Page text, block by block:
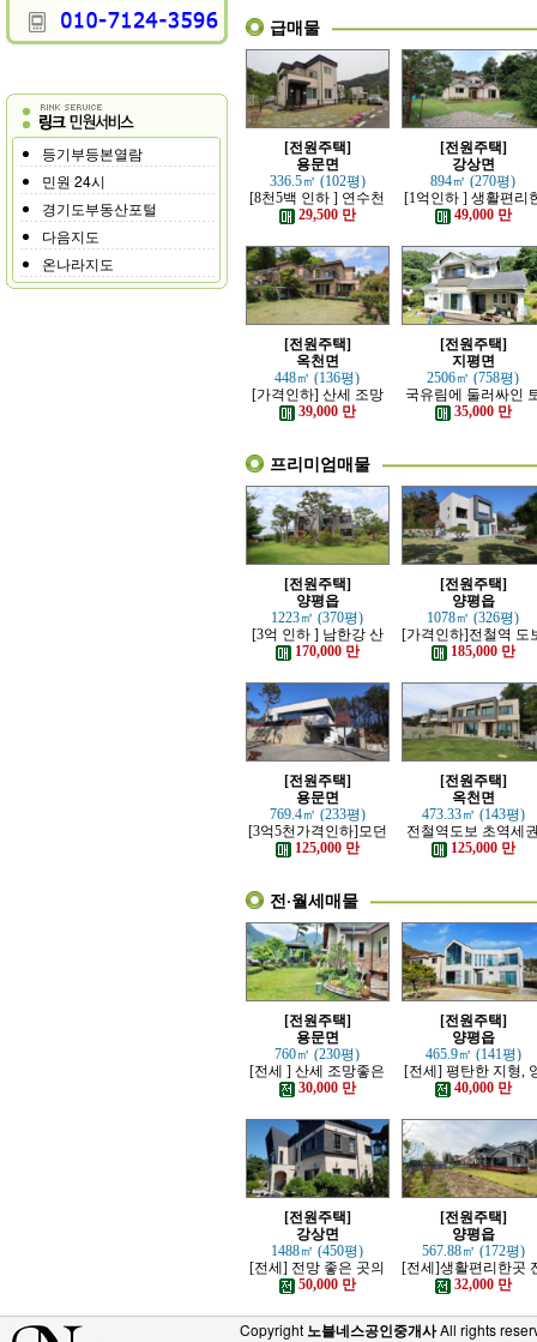
등기부등본열람
민원 24시
경기도부동산포털
다음지도
온나라지도
급매물
[전원주택]
용문면
336.5㎡ (102평)
[8천5백 인하 ] 연수천
가까운 튼튼하게 잘지
은 전원주택
29,500 만
[전원주택]
강상면
894㎡ (270평)
[1억인하 ] 생활편리
정남향의 관리 잘된
49,000 만
[전원주택]
옥천면
448㎡ (136평)
[가격인하] 산세 조망
좋은 남향 전원주택
39,000 만
[전원주택]
지평면
2506㎡ (758평)
국유림에 둘러싸인
지 넓은 전원주택
35,000 만
프리미엄매물
[전원주택]
양평읍
1223㎡ (370평)
[3억 인하 ] 남한강 산
책로 접한 최고급 전원
170,000 만
[전원주택]
양평읍
1078㎡ (326평)
[가격인하]전철역 도
강조망 되는 고급 전
185,000 만
[전원주택]
용문면
769.4㎡ (233평)
[3억5천가격인하]모던
하고 고급스러운 본채,
별채있는 전원주택
125,000 만
[전원주택]
옥천면
473.33㎡ (143평)
전철역도보 초역세
강조망 고급전원주
125,000 만
전·월세매물
[전원주택]
용문면
760㎡ (230평)
[전세 ] 산세 조망좋은
정원 예쁜, 단층주택
30,000 만
[전원주택]
양평읍
465.9㎡ (141평)
[전세] 평탄한 지형,
평시내 차량 접근성
수한 전원주택
40,000 만
[전원주택]
강상면
1488㎡ (450평)
[전세] 전망 좋은 곳의
고급 전원주택
50,000 만
[전원주택]
양평읍
567.88㎡ (172평)
[전세]생활편리한곳
망트인 전원주택
32,000 만
Copyright 노블네스공인중개사All rights